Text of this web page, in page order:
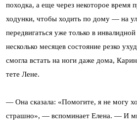
походка, а еще через некоторое время
ходунки, чтобы ходить по дому — на
передвигаться уже только в инвалидной
несколько месяцев состояние резко
смогла встать на ноги даже дома,
тете Лене.
— Она сказала: «Помогите, я не могу
страшно», — вспоминает Елена. — И